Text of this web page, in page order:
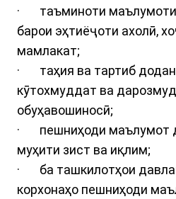
· таъминоти маълумоти
барои эҳтиёҷоти ахолӣ,
мамлакат;
· таҳия ва тартиб
кӯтохмуддат ва
обуҳавошиносӣ;
· пешниҳоди маълумот
муҳити зист ва иқлим;
· ба ташкилотҳои
корхонаҳо пешниҳоди